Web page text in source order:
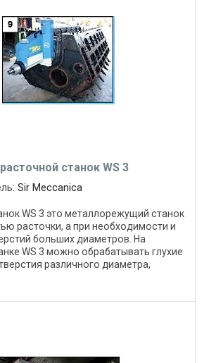
станок WS 3
Sir Meccanica
WS 3 это металлорежущий станок
расточки, а при необходимости и
больших диаметров. На
WS 3 можно обрабатывать глухие
различного диаметра,
на ...